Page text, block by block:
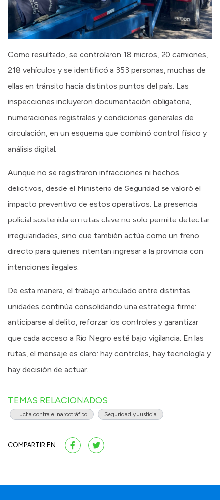
Como resultado, se controlaron 18 micros, 20 camiones,
218 vehículos y se identificó a 353 personas, muchas de
ellas en tránsito hacia distintos puntos del país. Las
inspecciones incluyeron documentación obligatoria,
numeraciones registrales y condiciones generales de
circulación, en un esquema que combinó control físico y
análisis digital.
Aunque no se registraron infracciones ni hechos
delictivos, desde el Ministerio de Seguridad se valoró el
impacto preventivo de estos operativos. La presencia
policial sostenida en rutas clave no solo permite detectar
irregularidades, sino que también actúa como un freno
directo para quienes intentan ingresar a la provincia con
intenciones ilegales.
De esta manera, el trabajo articulado entre distintas
unidades continúa consolidando una estrategia firme:
anticiparse al delito, reforzar los controles y garantizar
que cada acceso a Río Negro esté bajo vigilancia. En las
rutas, el mensaje es claro: hay controles, hay tecnología y
hay decisión de actuar.
TEMAS RELACIONADOS
Lucha contra el narcotráfico Seguridad y Justicia
COMPARTIR EN: